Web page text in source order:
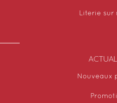
Literie sur
Nouveaux